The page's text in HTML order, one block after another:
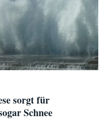
sorgt für
Schnee